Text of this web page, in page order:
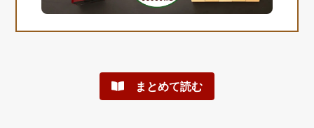
まとめて読む